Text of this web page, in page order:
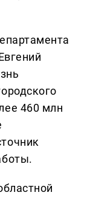
460 млн